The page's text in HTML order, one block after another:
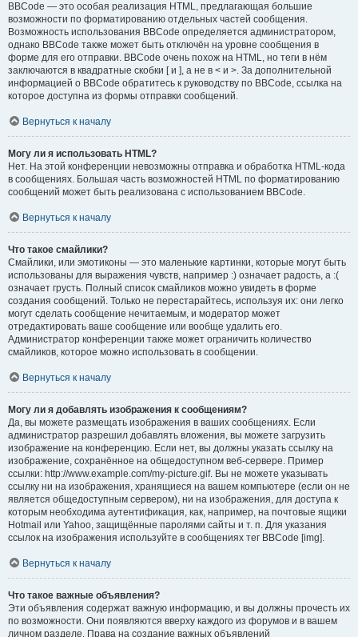
BBCode — это особая реализация HTML, предлагающая большие
возможности по форматированию отдельных частей сообщения.
Возможность использования BBCode определяется администратором,
однако BBCode также может быть отключён на уровне сообщения в
форме для его отправки. BBCode очень похож на HTML, но теги в нём
заключаются в квадратные скобки [ и ], а не в < и >. За дополнительной
информацией о BBCode обратитесь к руководству по BBCode, ссылка на
которое доступна из формы отправки сообщений.
Вернуться к началу
Могу ли я использовать HTML?
Нет. На этой конференции невозможны отправка и обработка HTML-кода
в сообщениях. Большая часть возможностей HTML по форматированию
сообщений может быть реализована с использованием BBCode.
Вернуться к началу
Что такое смайлики?
Смайлики, или эмотиконы — это маленькие картинки, которые могут быть
использованы для выражения чувств, например :) означает радость, а :(
означает грусть. Полный список смайликов можно увидеть в форме
создания сообщений. Только не перестарайтесь, используя их: они легко
могут сделать сообщение нечитаемым, и модератор может
отредактировать ваше сообщение или вообще удалить его.
Администратор конференции также может ограничить количество
смайликов, которое можно использовать в сообщении.
Вернуться к началу
Могу ли я добавлять изображения к сообщениям?
Да, вы можете размещать изображения в ваших сообщениях. Если
администратор разрешил добавлять вложения, вы можете загрузить
изображение на конференцию. Если нет, вы должны указать ссылку на
изображение, сохранённое на общедоступном веб-сервере. Пример
ссылки: http://www.example.com/my-picture.gif. Вы не можете указывать
ссылку ни на изображения, хранящиеся на вашем компьютере (если он не
является общедоступным сервером), ни на изображения, для доступа к
которым необходима аутентификация, как, например, на почтовые ящики
Hotmail или Yahoo, защищённые паролями сайты и т. п. Для указания
ссылок на изображения используйте в сообщениях тег BBCode [img].
Вернуться к началу
Что такое важные объявления?
Эти объявления содержат важную информацию, и вы должны прочесть их
по возможности. Они появляются вверху каждого из форумов и в вашем
личном разделе. Права на создание важных объявлений